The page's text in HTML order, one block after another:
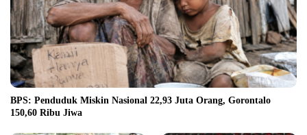
BPS: Penduduk Miskin Nasional 22,93 Juta Orang, Gorontalo
150,60 Ribu Jiwa